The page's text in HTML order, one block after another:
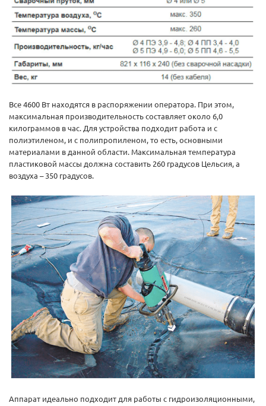
Все 4600 Вт находятся в распоряжении оператора. При этом,
максимальная производительность составляет около 6,0
килограммов в час. Для устройства подходит работа и с
полиэтиленом, и с полипропиленом, то есть, основными
материалами в данной области. Максимальная температура
пластиковой массы должна составить 260 градусов Цельсия, а
воздуха – 350 градусов.
Аппарат идеально подходит для работы с гидроизоляционными,